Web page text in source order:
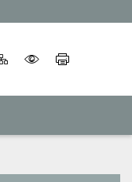
Карта
сайта
версию